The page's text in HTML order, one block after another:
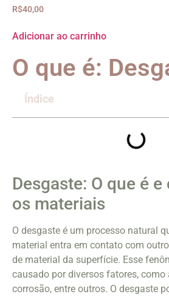
R$40,00
Adicionar ao carrinho
O que é:
Índice
Desgaste: O que é
os materiais
O desgaste é um processo natural
material entra em contato com
de material da superfície. Esse
causado por diversos fatores, como
corrosão, entre outros. O desgaste